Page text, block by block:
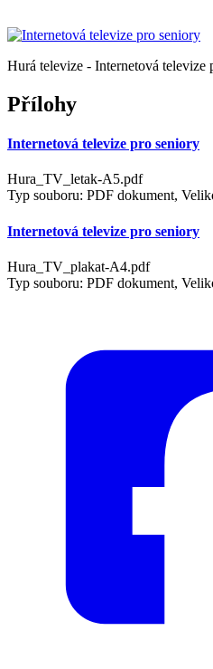
Hurá televize - Internetová televize
Přílohy
Internetová televize pro seniory
Hura_TV_letak-A5.pdf
Typ souboru: PDF dokument,
Internetová televize pro seniory
Hura_TV_plakat-A4.pdf
Typ souboru: PDF dokument,